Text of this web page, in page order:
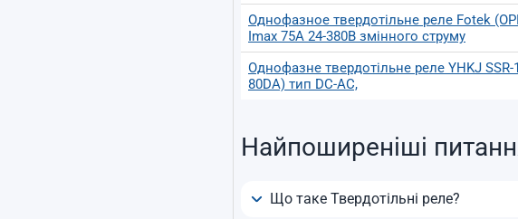
Однофазное твердотільне реле Fotek
Imax 75А 24-380В змінного струму
Однофазне твердотільне реле YHKJ SSR-
80DA) тип DC-AC,
Найпоширеніші
Що таке Твердотільні реле?